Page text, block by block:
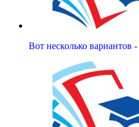
Вот несколько